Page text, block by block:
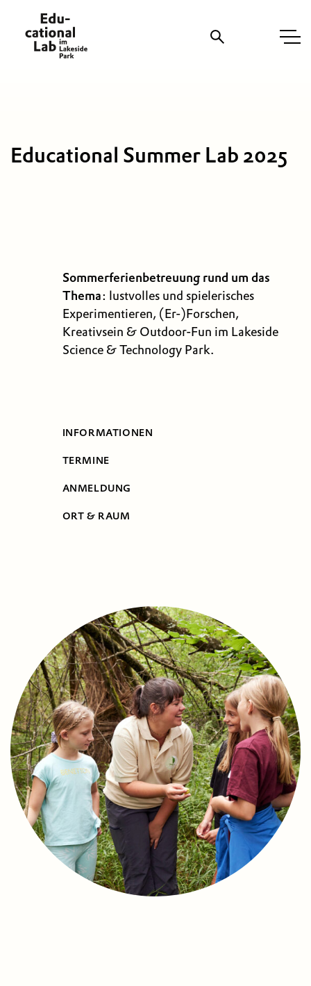
Educational Summer Lab 2025
Sommerferienbetreuung rund um das
Thema: lustvolles und spielerisches
Experimentieren, (Er-)Forschen,
Kreativsein & Outdoor-Fun im Lakeside
Science & Technology Park.
INFORMATIONEN
TERMINE
ANMELDUNG
ORT & RAUM